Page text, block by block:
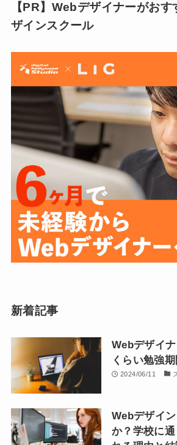
【PR】Webデザイナーがお
ザインスクール
新着記事
Webデザイ
くらい勉強
2024/06/11
Webデザイ
か？学校に